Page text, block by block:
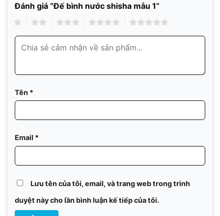
Đánh giá “Đế bình nước shisha mẫu 1”
Tên *
Email *
Lưu tên của tôi, email, và trang web trong trình
duyệt này cho lần bình luận kế tiếp của tôi.